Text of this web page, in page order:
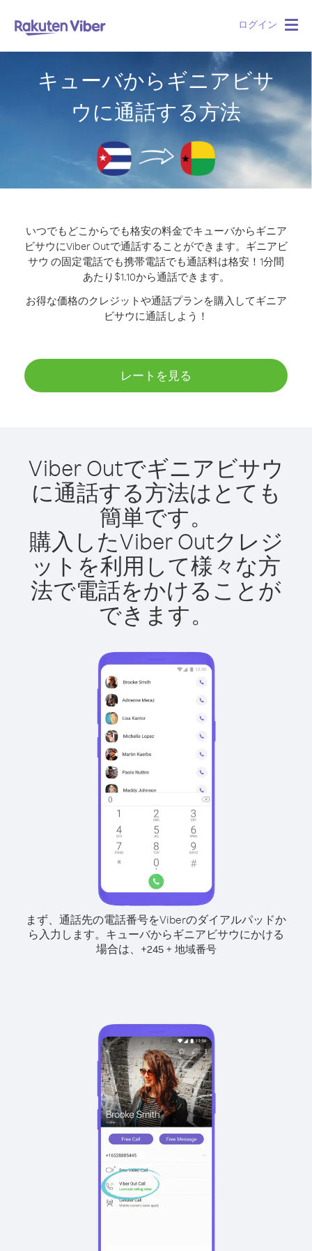
ログイン
キューバからギニアビサ
ウに通話する方法
いつでもどこからでも格安の料金でキューバからギニア
ビサウにViber Outで通話することができます。 ギニアビ
サウ の固定電話でも携帯電話でも通話料は格安！1分間
あたり$1.10から通話できます。
お得な価格のクレジットや通話プランを購入してギニア
ビサウに通話しよう！
レートを見る
Viber Outでギニアビサウ
に通話する方法はとても
簡単です。
購入したViber Outクレジ
ットを利用して様々な方
法で電話をかけることが
できます。
まず、通話先の電話番号をViberのダイアルパッドか
ら入力します。 キューバからギニアビサウにかける
場合は、
+245+ 地域番号